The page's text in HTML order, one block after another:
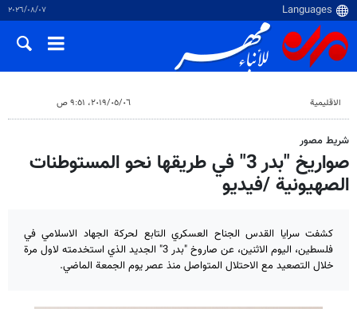
٠٧‏/٠٨‏/٢٠٢٦
الاقلیمیة ٠٦‏/٠٥‏/٢٠١٩، ٩:٥١ ص
شريط مصور
صواريخ "بدر 3" في طريقها نحو المستوطنات
الصهيونية /فيديو
كشفت سرايا القدس الجناح العسكري التابع لحركة الجهاد الاسلامي في
فلسطين، اليوم الاثنين، عن صاروخ "بدر 3" الجديد الذي استخدمته لاول مرة
خلال التصعيد مع الاحتلال المتواصل منذ عصر يوم الجمعة الماضي.